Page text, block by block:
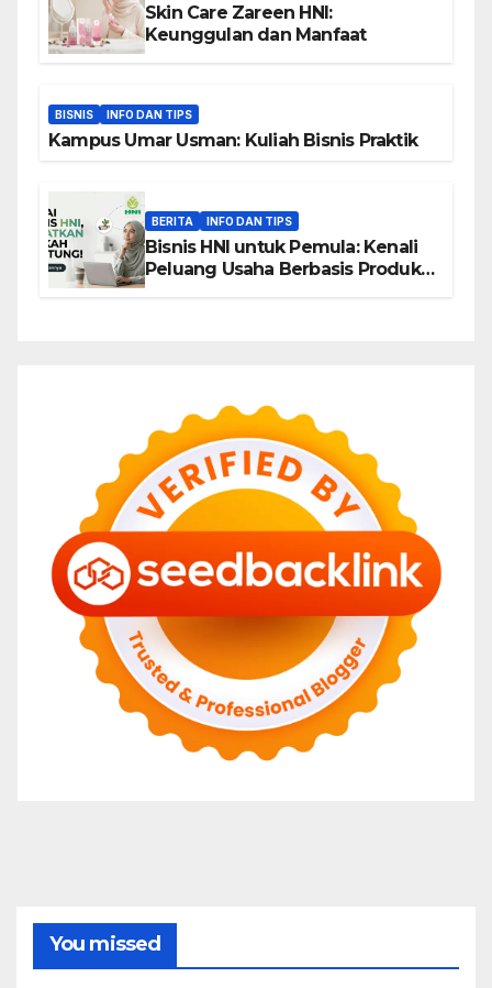
Skin Care Zareen HNI:
Keunggulan dan Manfaat
BISNIS INFO DAN TIPS
Kampus Umar Usman: Kuliah Bisnis Praktik
BERITA INFO DAN TIPS
Bisnis HNI untuk Pemula: Kenali
Peluang Usaha Berbasis Produk,
You missed